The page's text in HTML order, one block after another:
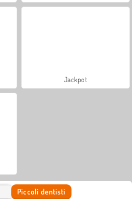
Jackpot
Piccoli dentisti